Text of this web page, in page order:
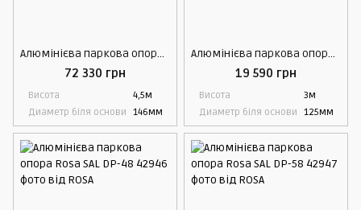
Алюмінієва паркова опора Rosa SAL-45/P
72 330 грн
Висота
4,5м
Диаметр біля основи 146мм
Алюмінієва паркова опора Rosa SAL DP-38
19 590 грн
Висота
3м
Диаметр біля основи 125мм